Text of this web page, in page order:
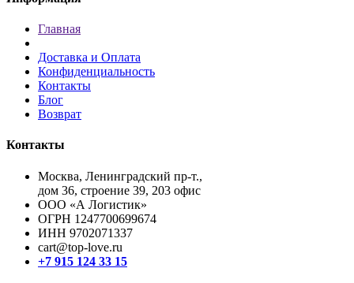
Главная
Доставка и Оплата
Конфиденциальность
Контакты
Блог
Возврат
Контакты
Москва, Ленинградский пр-т.,
дом 36, строение 39, 203 офис
ООО «А Логистик»
ОГРН 1247700699674
ИНН 9702071337
cart@top-love.ru
+7 915 124 33 15